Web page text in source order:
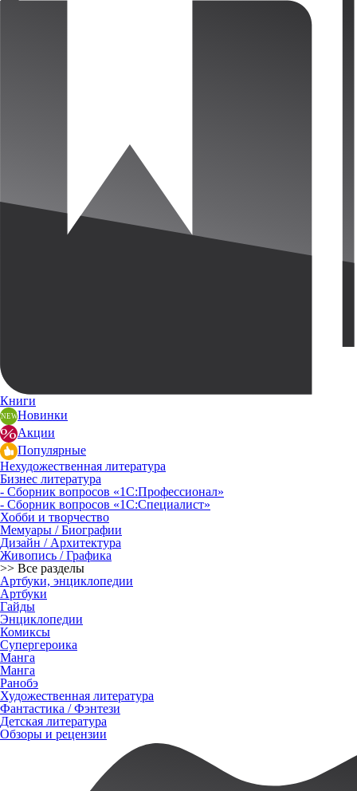
Книги
Новинки
Акции
Популярные
Нехудожественная литература
Бизнес литература
- Сборник вопросов «1С:Профессионал»
- Сборник вопросов «1С:Специалист»
Хобби и творчество
Мемуары / Биографии
Дизайн / Архитектура
Живопись / Графика
>> Все разделы
Артбуки, энциклопедии
Артбуки
Гайды
Энциклопедии
Комиксы
Супергероика
Манга
Манга
Ранобэ
Художественная литература
Фантастика / Фэнтези
Детская литература
Обзоры и рецензии